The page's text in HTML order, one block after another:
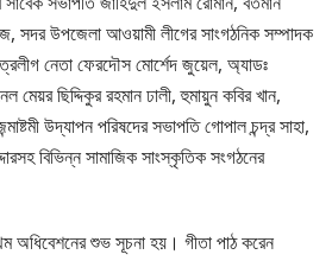
সদর উপজেলা আওয়ামী লীগের সাংগঠনিক সম্পাদক
নেতা ফেরদৌস মোর্শেদ জুয়েল, অ্যাডঃ
মেয়র ছিদ্দিকুর রহমান ঢালী, হুমায়ুন কবির খান,
উদ্যাপন পরিষদের সভাপতি গোপাল চন্দ্র সাহা,
বিভিন্ন সামাজিক সাংস্কৃতিক সংগঠনের
অধিবেশনের শুভ সূচনা হয়। গীতা পাঠ করেন